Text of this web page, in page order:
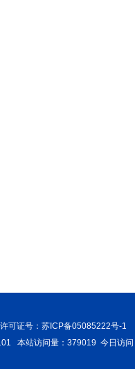
可证号：苏ICP备05085222号-1
本站访问量：379019 今日访问